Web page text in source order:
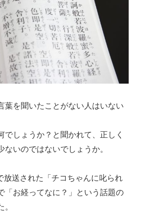
葉を聞いたことがない人はいない
でしょうか？と聞かれて、正しく
ないのではないでしょうか。
放送された「チコちゃんに叱られ
「お経ってなに？」という話題の